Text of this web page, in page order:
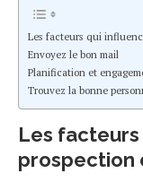
Les facteurs qui
Envoyez le bon mail
Planification et
Trouvez la bonne
Les
prospection